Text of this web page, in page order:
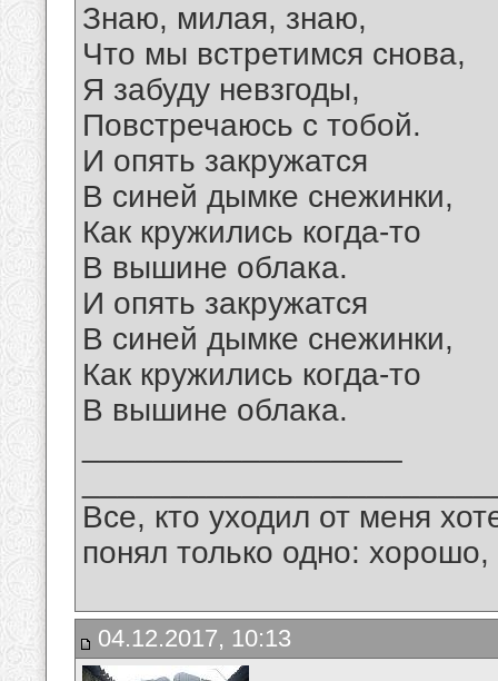
Знаю, милая, знаю,
Что мы встретимся снова,
Я забуду невзгоды,
Повстречаюсь с тобой.
И опять закружатся
В синей дымке снежинки,
Как кружились когда-то
В вышине облака.
И опять закружатся
В синей дымке снежинки,
Как кружились когда-то
В вышине облака.
Все, кто уходил от меня
понял только одно:
04.12.2017, 10:13